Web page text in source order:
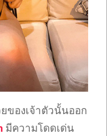
ของเจ้าตัวนั้นออก
มีความโดดเด่น